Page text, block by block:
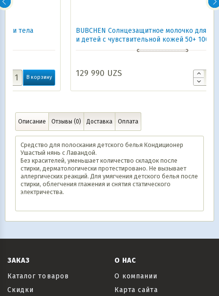
BUBCHEN Солнцезащитное молочко для младенцев
и детей с чувствительной кожей 50+ 100 мл
129 990 В корзину
Описание Отзывы (0) Доставка Оплата
Средство для полоскания детского белья Кондиционер
Ушастый нянь с Лавандой.
Без красителей, уменьшает количество складок после
стирки, дерматологически протестировано. Не вызывает
аллергических реакций. Для умягчения детского белья после
стирки, облегчения глажения и снятия статического
электричества.
ЗАКАЗ
Каталог товаров
Скидки
О НАС
О компании
Карта сайта